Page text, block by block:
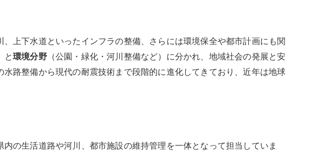
上下水道といったインフラの整備、さらには環境保全や都市計画にも関
と環境分野（公園・緑化・河川整備など）に分かれ、地域社会の発展と安
路整備から現代の耐震技術まで段階的に進化してきており、近年は地球
の生活道路や河川、都市施設の維持管理を一体となって担当していま